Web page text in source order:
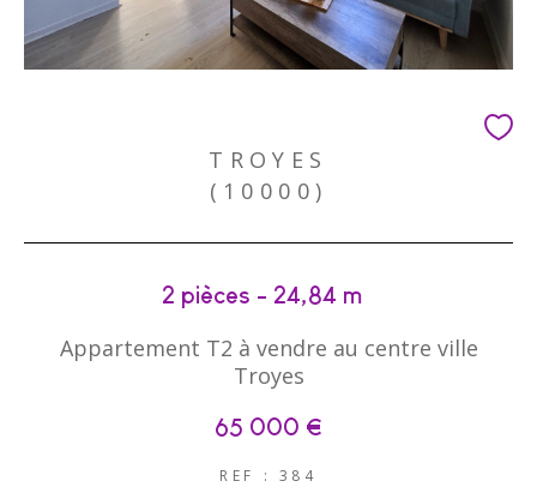
TROYES
(10000)
2 pièces - 24,84 m²
Appartement T2 à vendre au centre ville
Troyes
65 000 €
REF : 384